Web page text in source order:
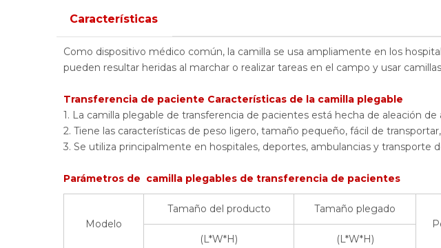
Características
Como dispositivo médico común, la camilla se usa ampliamente en los
pueden resultar heridas al marchar o realizar tareas en el campo y usar
Transferencia de paciente Características de la camilla plegable
1. La camilla plegable de transferencia de pacientes está hecha de aleación
2. Tiene las características de peso ligero, tamaño pequeño, fácil de
3. Se utiliza principalmente en hospitales, deportes, ambulancias y transporte
Parámetros de camilla plegables de transferencia de pacientes
Modelo
Tamaño del producto
Tamaño plegado
(L*W*H) (L*W*H)